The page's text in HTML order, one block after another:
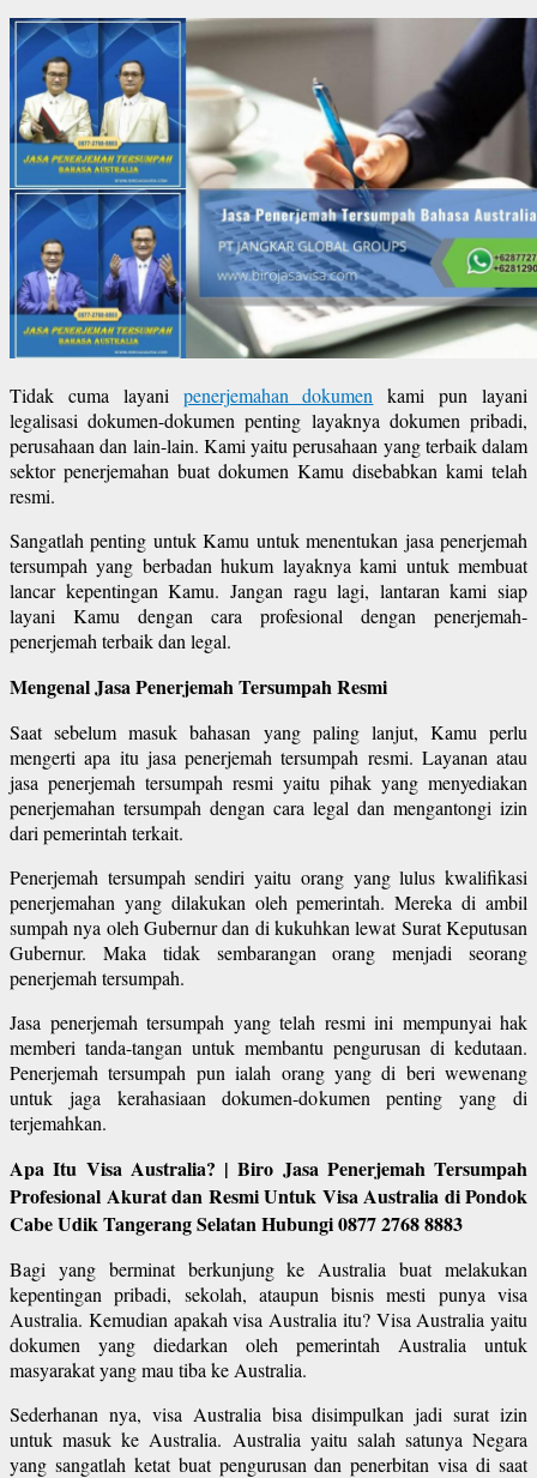
Tidak cuma layani penerjemahan dokumen kami pun layani
legalisasi dokumen-dokumen penting layaknya dokumen pribadi,
perusahaan dan lain-lain. Kami yaitu perusahaan yang terbaik dalam
sektor penerjemahan buat dokumen Kamu disebabkan kami telah
resmi.
Sangatlah penting untuk Kamu untuk menentukan jasa penerjemah
tersumpah yang berbadan hukum layaknya kami untuk membuat
lancar kepentingan Kamu. Jangan ragu lagi, lantaran kami siap
layani Kamu dengan cara profesional dengan penerjemah-
penerjemah terbaik dan legal.
Mengenal Jasa Penerjemah Tersumpah Resmi
Saat sebelum masuk bahasan yang paling lanjut, Kamu perlu
mengerti apa itu jasa penerjemah tersumpah resmi. Layanan atau
jasa penerjemah tersumpah resmi yaitu pihak yang menyediakan
penerjemahan tersumpah dengan cara legal dan mengantongi izin
dari pemerintah terkait.
Penerjemah tersumpah sendiri yaitu orang yang lulus kwalifikasi
penerjemahan yang dilakukan oleh pemerintah. Mereka di ambil
sumpah nya oleh Gubernur dan di kukuhkan lewat Surat Keputusan
Gubernur. Maka tidak sembarangan orang menjadi seorang
penerjemah tersumpah.
Jasa penerjemah tersumpah yang telah resmi ini mempunyai hak
memberi tanda-tangan untuk membantu pengurusan di kedutaan.
Penerjemah tersumpah pun ialah orang yang di beri wewenang
untuk jaga kerahasiaan dokumen-dokumen penting yang di
terjemahkan.
Apa Itu Visa Australia? | Biro Jasa Penerjemah Tersumpah
Profesional Akurat dan Resmi Untuk Visa Australia di Pondok
Cabe Udik Tangerang Selatan Hubungi 0877 2768 8883
Bagi yang berminat berkunjung ke Australia buat melakukan
kepentingan pribadi, sekolah, ataupun bisnis mesti punya visa
Australia. Kemudian apakah visa Australia itu? Visa Australia yaitu
dokumen yang diedarkan oleh pemerintah Australia untuk
masyarakat yang mau tiba ke Australia.
Sederhanan nya, visa Australia bisa disimpulkan jadi surat izin
untuk masuk ke Australia. Australia yaitu salah satunya Negara
yang sangatlah ketat buat pengurusan dan penerbitan visa di saat